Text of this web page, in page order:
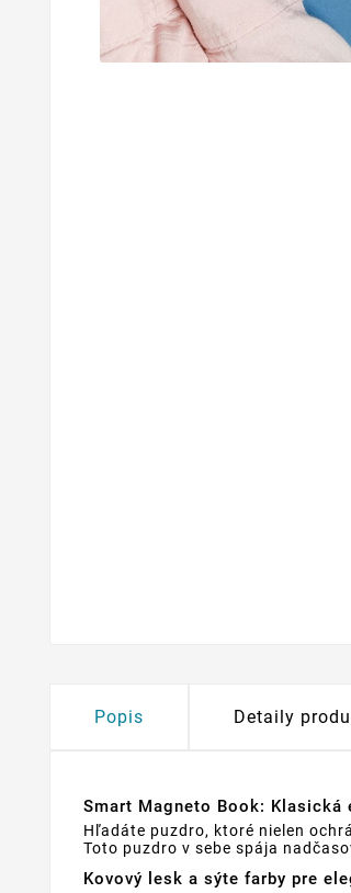
Popis Detaily
Smart Magneto Book:
Hľadáte puzdro, ktoré nielen
Toto puzdro v sebe spája
Kovový lesk a sýte farby pre